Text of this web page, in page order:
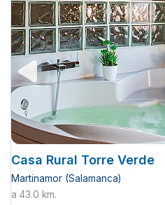
Casa Rural Torre Verde
Martinamor (Salamanca)
a 43.0 km.